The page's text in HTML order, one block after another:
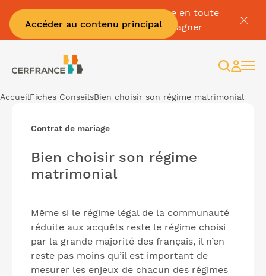
Accéder au contenu principal
Passez à la facture électronique en toute
sérénité :Je me fais accompagner
AccueilFiches ConseilsBien choisir son régime matrimonial
Contrat de mariage
Bien choisir son régime
matrimonial
Même si le régime légal de la communauté
réduite aux acquêts reste le régime choisi
par la grande majorité des français, il n’en
reste pas moins qu’il est important de
mesurer les enjeux de chacun des régimes